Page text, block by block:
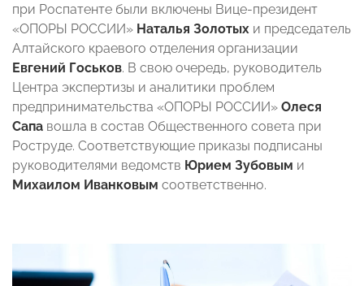
при Роспатенте были включены Вице-президент
«ОПОРЫ РОССИИ» Наталья Золотых и председатель
Алтайского краевого отделения организации
Евгений Госьков. В свою очередь, руководитель
Центра экспертизы и аналитики проблем
предпринимательства «ОПОРЫ РОССИИ» Олеся
Сапа вошла в состав Общественного совета при
Роструде. Соответствующие приказы подписаны
руководителями ведомств Юрием Зубовым и
Михаилом Иванковым соответственно.